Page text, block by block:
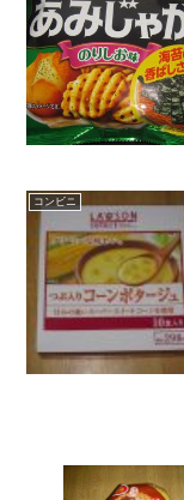
コンビニ